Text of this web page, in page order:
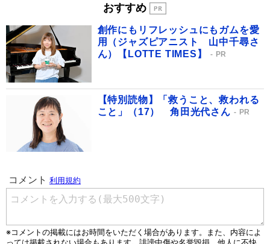
おすすめ
創作にもリフレッシュにもガムを愛
用（ジャズピアニスト 山中千尋さ
ん）【LOTTE TIMES】
PR
【特別読物】「救うこと、救われる
こと」（17） 角田光代さん
PR